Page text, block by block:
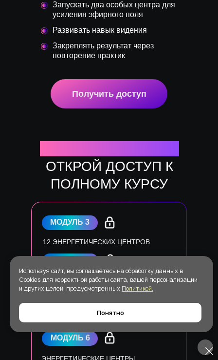
Запускать два особых центра для
усиления эфирного поля
Развивать навык видения
Закреплять результат через
повторение практик
Получить доступ
ОТКРОЙ ДОСТУП К
ПОЛНОМУ КУРСУ
МОДУЛЬ 6
ВРАТА: 7 ИСТОЧНИКОВ СОЗНАНИЯ
12 ЭНЕРГЕТИЧЕСКИХ ЦЕНТРОВ
МОДУЛЬ 3
Используя сайт, вы соглашаетесь на обработку данных в
Cookies для корректной работы сайта, вашей персонализации
и других целей, предусмотренных Политикой.
Понятно